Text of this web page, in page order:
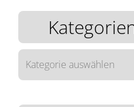
KategorienCategories